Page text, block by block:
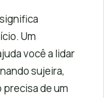
Um
você a lidar
sujeira,
precisa de um